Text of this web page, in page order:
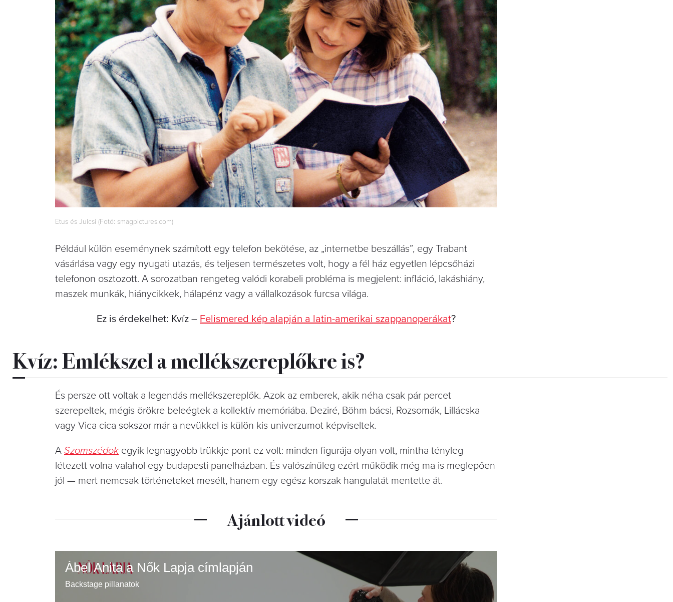
Etus és Julcsi (Fotó: smagpictures.com)
Például külön eseménynek számított egy telefon bekötése, az „internetbe beszállás”, egy Trabant
vásárlása vagy egy nyugati utazás, és teljesen természetes volt, hogy a fél ház egyetlen lépcsőházi
telefonon osztozott. A sorozatban rengeteg valódi korabeli probléma is megjelent: infláció, lakáshiány,
maszek munkák, hiánycikkek, hálapénz vagy a vállalkozások furcsa világa.
Ez is érdekelhet: Kvíz – Felismered kép alapján a latin-amerikai szappanoperákat?
Kvíz: Emlékszel a mellékszereplőkre is?
És persze ott voltak a legendás mellékszereplők. Azok az emberek, akik néha csak pár percet
szerepeltek, mégis örökre beleégtek a kollektív memóriába. Deziré, Böhm bácsi, Rozsomák, Lillácska
vagy Vica cica sokszor már a nevükkel is külön kis univerzumot képviseltek.
A Szomszédokegyik legnagyobb trükkje pont ez volt: minden figurája olyan volt, mintha tényleg
létezett volna valahol egy budapesti panelházban. És valószínűleg ezért működik még ma is meglepően
jól — mert nemcsak történeteket mesélt, hanem egy egész korszak hangulatát mentette át.
Ajánlott videó
Ábel Anita a Nők Lapja címlapján
Backstage pillanatok